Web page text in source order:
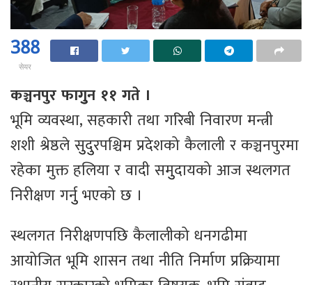
388
सेयर
कञ्चनपुर फागुुन ११ गते ।
भूमि व्यवस्था, सहकारी तथा गरिबी निवारण मन्त्री
शशी श्रेष्ठले सुुदुुरपश्चिम प्रदेशको कैलाली र कञ्चनपुरमा
रहेका मुक्त हलिया र वादी समुुदायको आज स्थलगत
निरीक्षण गर्नुु भएको छ ।
स्थलगत निरीक्षणपछि कैलालीको धनगढीमा
आयोजित भूमि शासन तथा नीति निर्माण प्रक्रियामा